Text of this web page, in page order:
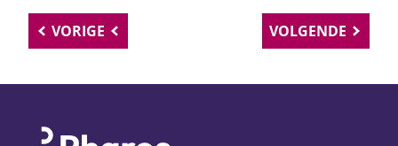
VORIGE VOLGENDE